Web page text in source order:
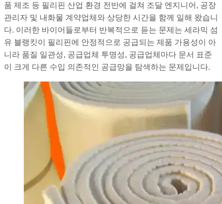
품 제조 등 필리핀 산업 환경 전반에 걸쳐 조달 엔지니어, 공장
관리자 및 내화물 계약업체와 상당한 시간을 함께 일해 왔습니
다. 이러한 바이어들로부터 반복적으로 듣는 문제는 세라믹 섬
유 블랭킷이 필리핀에 안정적으로 공급되는 제품 가용성이 아
니라 품질 일관성, 공급업체 투명성, 공급업체마다 문서 표준
이 크게 다른 수입 의존적인 공급망을 탐색하는 문제입니다.